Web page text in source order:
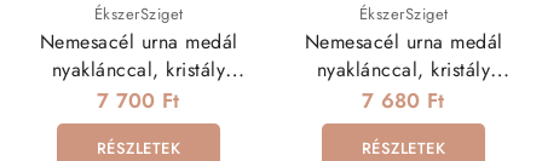
ÉkszerSziget
Nemesacél urna medál
nyaklánccal, kristály
berakással, fekete színben
7 700 Ft
RÉSZLETEK
ÉkszerSziget
Nemesacél urna medál
nyaklánccal, kristály
berakással - rozé arany
színben
7 680 Ft
RÉSZLETEK